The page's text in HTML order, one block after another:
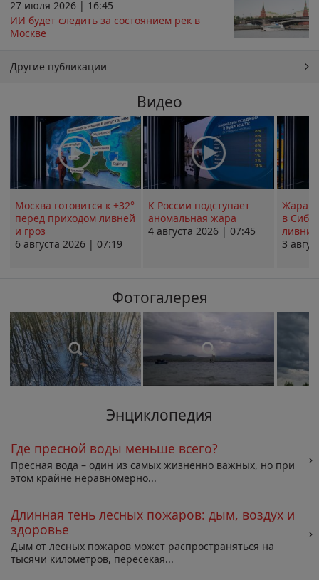
27 июля 2026 | 16:45
ИИ будет следить за состоянием рек в
Москве
Другие публикации
Видео
Москва готовится к +32°
перед приходом ливней
и гроз
6 августа 2026 | 07:19
К России подступает
аномальная жара
4 августа 2026 | 07:45
Жара в
в
ливни
3
Фотогалерея
Энциклопедия
Где пресной воды меньше всего?
Пресная вода – один из самых жизненно важных, но при
этом крайне неравномерно...
Длинная тень лесных пожаров: дым, воздух и
здоровье
Дым от лесных пожаров может распространяться на
тысячи километров, пересекая...